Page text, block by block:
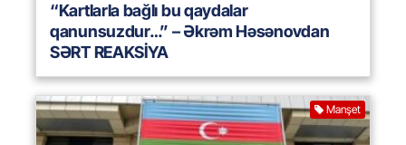
“Kartlarla bağlı bu qaydalar
qanunsuzdur…” – Əkrəm Həsənovdan
SƏRT REAKSİYA
Manşet